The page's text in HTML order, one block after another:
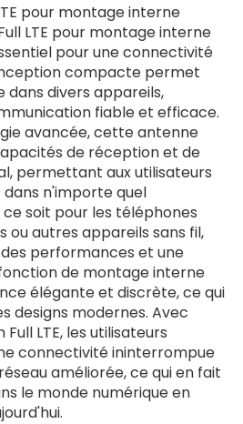
pour montage interne
LTE pour montage interne
pour une connectivité
compacte permet
divers appareils,
fiable et efficace.
avancée, cette antenne
de réception et de
permettant aux utilisateurs
n'importe quel
soit pour les téléphones
ou autres appareils sans fil,
performances et une
de montage interne
élégante et discrète, ce qui
designs modernes. Avec
LTE, les utilisateurs
connectivité ininterrompue
améliorée, ce qui en fait
le monde numérique en